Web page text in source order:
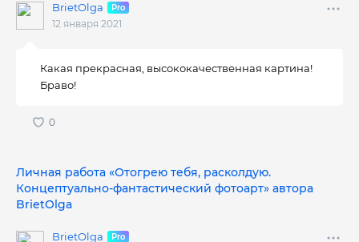
BrietOlga
12 января 2021
Какая прекрасная, высококачественная картина!
Браво!
Личная работа «Отогрею тебя, расколдую.
Концептуально-фантастический фотоарт» автора
BrietOlga
BrietOlga